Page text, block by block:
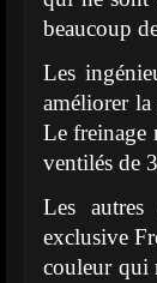
beaucoup
Les
améliorer
Le freinage
ventilés de
Les autres
exclusive
couleur qui